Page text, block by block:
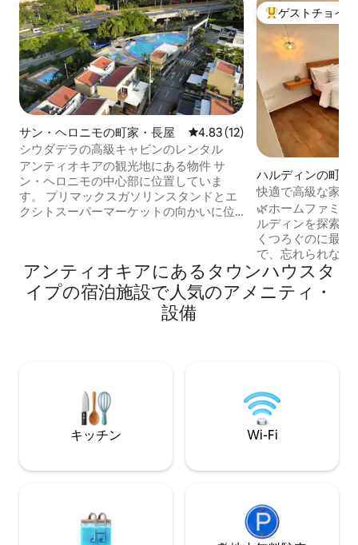
サン・ヘロニモの町家・長屋 レビュー12件、5つ星中4.83つ
4.83 (12)
シウダデラの高級キャビンのレンタル
アンティオキアの観光地にある物件 サ
ン・ヘロニモの中心部に位置していま
す。 プリマックスガソリンスタンドとエ
クシトスーパーマーケットの向かいに位
ます。 10名様用のジャグジー。 バーベキ
ューやその他のアクティビティを行うた
めの広いエリア 訪問者用の専用駐車場と
公共駐車場 ウェットエリアには、4つの
大好評のゲスト
ゲストチョイス
ハルディンの町家
快適で高級な家
🌿ホームファミリ
ルディンを探索し
くつろぐのに最
で、忘れられない
い。メインパーク
ク、快適さと自
お楽しみください。 鳥のさえずりで
しましょう！
アンティオキアにあるタウンハウスタ
イプの宿泊施設で人気のアメニティ・
設備
キッチン Wi-Fi